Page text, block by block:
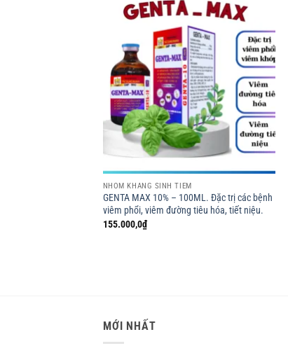
Add to
wishlist
NHÓM KHÁNG SINH TIÊM
GENTA MAX 10% – 100ML. Đặc trị các bệnh
viêm phổi, viêm đường tiêu hóa, tiết niệu.
155.000,0₫
MỚI NHẤT